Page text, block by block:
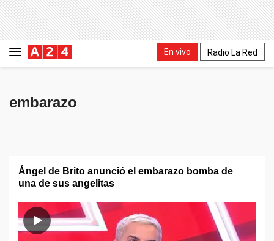
En vivo Radio La Red
embarazo
Ángel de Brito anunció el embarazo bomba de
una de sus angelitas